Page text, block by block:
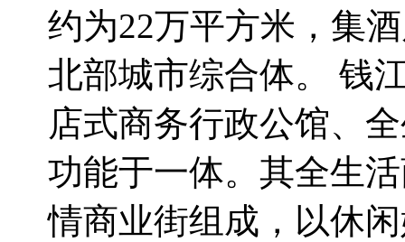
约为22万平方米，集
北部城市综合体。 钱
店式商务行政公馆、
功能于一体。其全生
情商业街组成，以休